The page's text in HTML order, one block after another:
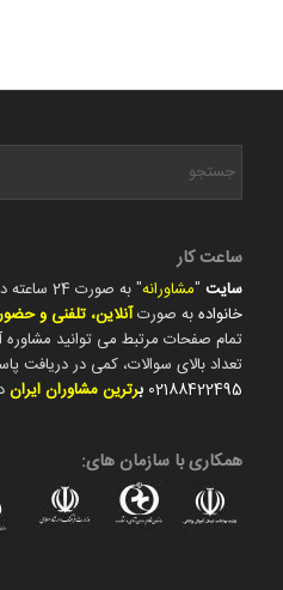
ساعت کار
سایت"مشاورانه" به صورت 24 ساعته در زمینه های
خانوادهبه صورتآنلاین، تلفنی و
تمام صفحات مرتبط می توانید مشاوره
تعداد بالای سوالات، کمی در دریافت
02188422495 برترین مشاوران ایران
همکاری با سازمان های: